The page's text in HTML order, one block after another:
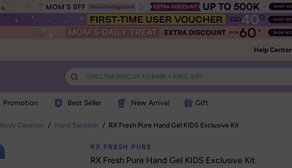
Help Center
Promotion Best Seller New Arrival Gift
Body Cleanser / Hand Sanitizer / RX Fresh Pure Hand Gel KIDS Exclusive Kit
RX FRESH PURE
RX Fresh Pure Hand Gel KIDS Exclusive Kit